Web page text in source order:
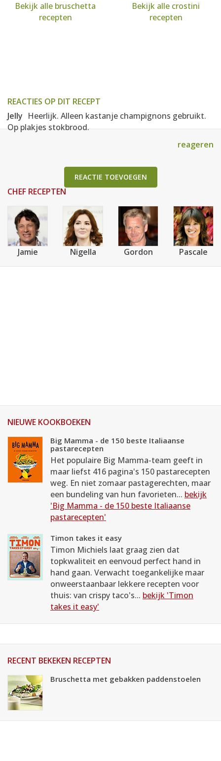
Bekijk alle bruschetta
recepten
Bekijk alle crostini
recepten
REACTIES OP DIT RECEPT
Jelly Heerlijk. Alleen kastanje champignons gebruikt.
Op plakjes stokbrood.
reageren
REACTIE TOEVOEGEN
CHEF RECEPTEN
Jamie Nigella Gordon Pascale
NIEUWE KOOKBOEKEN
Big Mamma - de 150 beste Italiaanse
pastarecepten
Het populaire Big Mamma-team geeft in
maar liefst 416 pagina's 150 pastarecepten
weg. En niet zomaar pastagerechten, maar
een bundeling van hun favorieten... bekijk
'Big Mamma - de 150 beste Italiaanse
pastarecepten'
Timon takes it easy
Timon Michiels laat graag zien dat
topkwaliteit en eenvoud perfect hand in
hand gaan. Verwacht toegankelijke maar
onweerstaanbaar lekkere recepten voor
thuis: van crispy taco's... bekijk 'Timon
takes it easy'
RECENT BEKEKEN RECEPTEN
Bruschetta met gebakken paddenstoelen